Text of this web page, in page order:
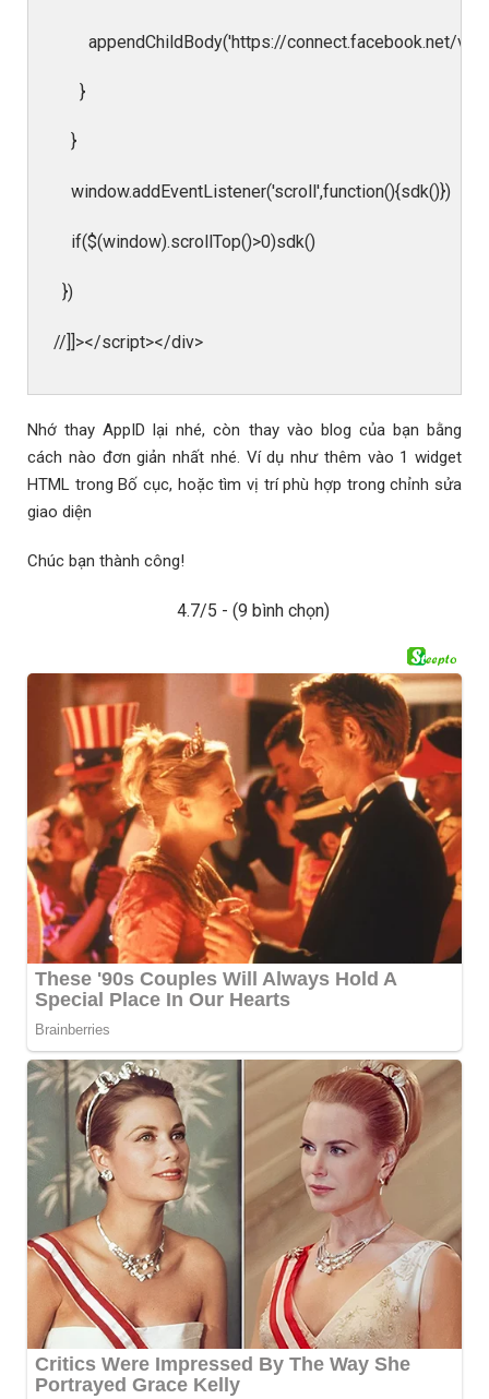
appendChildBody('https://connect.facebook.net/
}
}
window.addEventListener('scroll',function(){sdk()})
if($(window).scrollTop()>0)sdk()
})
//]]></script></div>
Nhớ thay AppID lại nhé, còn thay vào blog của bạn bằng
cách nào đơn giản nhất nhé. Ví dụ như thêm vào 1 widget
HTML trong Bố cục, hoặc tìm vị trí phù hợp trong chỉnh sửa
giao diện
Chúc bạn thành công!
4.7/5 - (9 bình chọn)